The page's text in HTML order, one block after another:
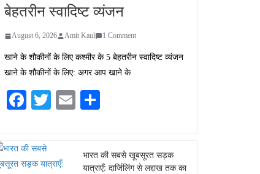
बेहतरीन स्वादिष्ट व्यंजन
August 6, 2026 Amit Kaul 1 Comment
खाने के शौकीनों के लिए कश्मीर के 5 बेहतरीन स्वादिष्ट व्यंजन
खाने के शौकीनों के लिए: अगर आप खाने के
Fa
bo
ok
T
r
E
भारत की सबसे खूबसूरत सड़क
यात्राएँ: दार्जिलिंग से लद्दाख तक का